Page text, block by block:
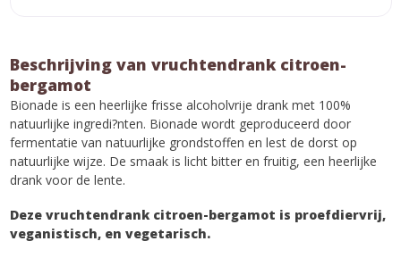
Beschrijving van vruchtendrank citroen-
bergamot
Bionade is een heerlijke frisse alcoholvrije drank met 100%
natuurlijke ingredi?nten. Bionade wordt geproduceerd door
fermentatie van natuurlijke grondstoffen en lest de dorst op
natuurlijke wijze. De smaak is licht bitter en fruitig, een heerlijke
drank voor de lente.
Deze vruchtendrank citroen-bergamot is proefdiervrij,
veganistisch, en vegetarisch.